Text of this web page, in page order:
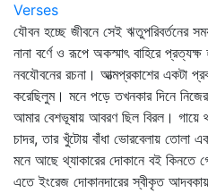
Verses
যৌবন হচ্ছে জীবনে সেই ঋতুপরিবর্তনের
নানা বর্ণে ও রূপে অকস্মাৎ বাহিরে
নবযৌবনের রচনা। আত্মপ্রকাশের একটা
করেছিলুম। মনে পড়ে তখনকার দিনে
আমার বেশভূষায় আবরণ ছিল বিরল। গায়ে
চাদর, তার খুঁটোয় বাঁধা ভোরবেলায় তোলা
মনে আছে থ্যাকারের দোকানে বই কিনতে
এতে ইংরেজ দোকানদারের স্বীকৃত